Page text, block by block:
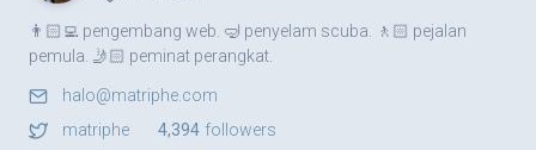
👨🏻‍💻 pengembang web. 🤿 penyelam scuba. 🚶🏻 pejalan
pemula. 🤳🏻 peminat perangkat.
halo@matriphe.com
matriphe
4,394 followers